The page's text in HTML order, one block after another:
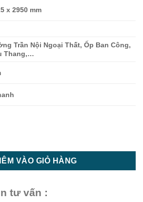
x 2950 mm
Trần Nội Ngoại Thất, Ốp Ban Công,
Thang,…
Wood - Tấm Ốp Tường Giá Rẻ
VÀO GIỎ HÀNG
tư vấn :